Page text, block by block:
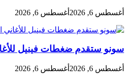
أغسطس 6, 2026 أغسطس 6, 2026
سونو ستقدم ضغطات فينيل
أغسطس 6, 2026 أغسطس 6, 2026